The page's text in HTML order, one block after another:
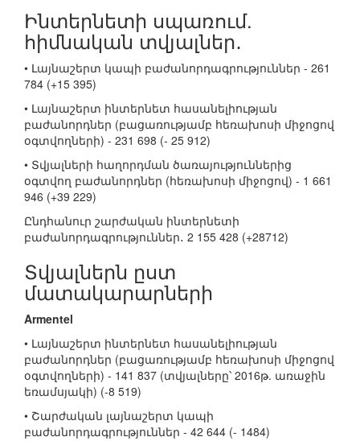
Ինտերնետի սպառում.
հիմնական տվյալներ․
• Լայնաշերտ կապի բաժանորդագրություններ - 261
784 (+15 395)
• Լայնաշերտ ինտերնետ հասանելիության
բաժանորդներ (բացառությամբ հեռախոսի միջոցով
օգտվողների) - 231 698 (- 25 912)
• Տվյալների հաղորդման ծառայություններից
օգտվող բաժանորդներ (հեռախոսի միջոցով) - 1 661
946 (+39 229)
Ընդհանուր շարժական ինտերնետի
բաժանորդագրություններ․ 2 155 428 (+28712)
Տվյալներն ըստ
մատակարարների
Armentel
• Լայնաշերտ ինտերնետ հասանելիության
բաժանորդներ (բացառությամբ հեռախոսի միջոցով
օգտվողների) - 141 837 (տվյալները՝ 2016թ. առաջին
եռամսյակի) (-8 519)
• Շարժական լայնաշերտ կապի
բաժանորդագրություններ - 42 644 (- 1484)